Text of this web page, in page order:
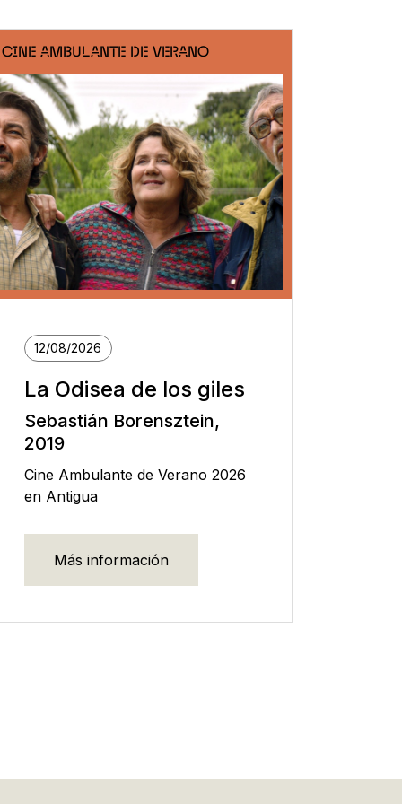
CINE AMBULANTE DE VERANO
12/08/2026
La Odisea de los giles
Sebastián Borensztein,
2019
Cine Ambulante de Verano 2026
en Antigua
Más información